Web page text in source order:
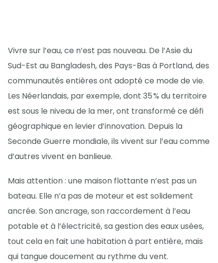
Vivre sur l’eau, ce n’est pas nouveau. De l’Asie du
Sud-Est au Bangladesh, des Pays-Bas à Portland, des
communautés entières ont adopté ce mode de vie.
Les Néerlandais, par exemple, dont 35 % du territoire
est sous le niveau de la mer, ont transformé ce défi
géographique en levier d’innovation. Depuis la
Seconde Guerre mondiale, ils vivent sur l’eau comme
d’autres vivent en banlieue.
Mais attention : une maison flottante n’est pas un
bateau. Elle n’a pas de moteur et est solidement
ancrée. Son ancrage, son raccordement à l’eau
potable et à l’électricité, sa gestion des eaux usées,
tout cela en fait une habitation à part entière, mais
qui tangue doucement au rythme du vent.